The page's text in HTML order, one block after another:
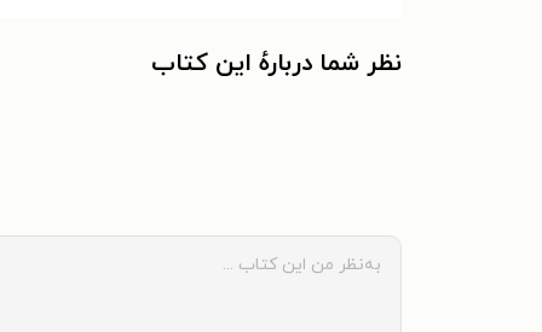
نظر شما دربارهٔ این کتاب